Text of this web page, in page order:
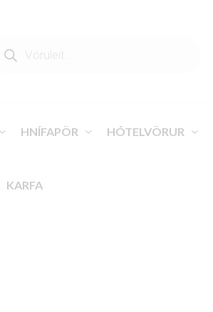
HNÍFAPÖR HÓTELVÖRUR
KARFA